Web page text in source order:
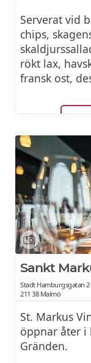
Serverat vid
chips,
rökt lax,
fransk ost,
Sankt
Stadt Hamburgsgatan 2
211 38 Malmö
St. Markus
öppnar åter i
Gränden.